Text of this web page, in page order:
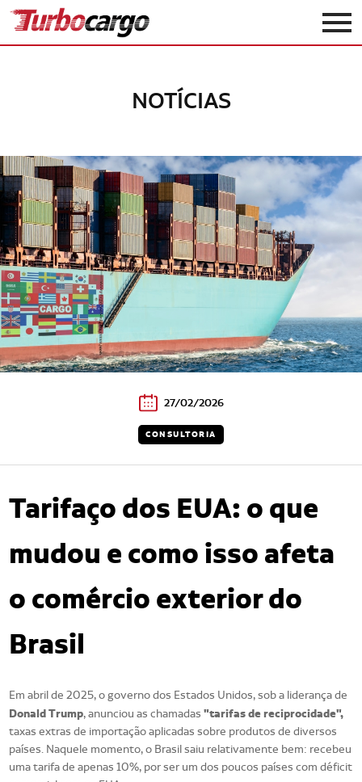
Turbocargo
NOTÍCIAS
27/02/2026
CONSULTORIA
Tarifaço dos EUA: o que
mudou e como isso afeta
o comércio exterior do
Brasil
Em abril de 2025, o governo dos Estados Unidos, sob a liderança de
Donald Trump, anunciou as chamadas"tarifas de reciprocidade",
taxas extras de importação aplicadas sobre produtos de diversos
países. Naquele momento, o Brasil saiu relativamente bem: recebeu
uma tarifa de apenas 10%, por ser um dos poucos países com déficit